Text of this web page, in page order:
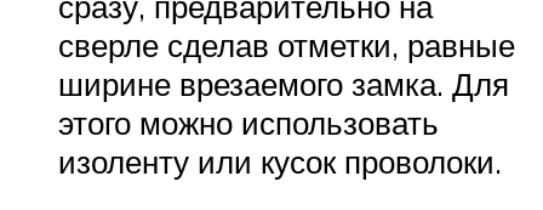
сверле сделав отметки, равные
ширине врезаемого замка. Для
этого можно использовать
изоленту или кусок проволоки.